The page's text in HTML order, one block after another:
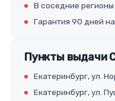
В соседние
Гарантия 90 дней
Пункты выдачи
Екатеринбург, ул.
Екатеринбург, ул.